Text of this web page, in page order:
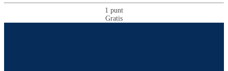
1 punt
Gratis